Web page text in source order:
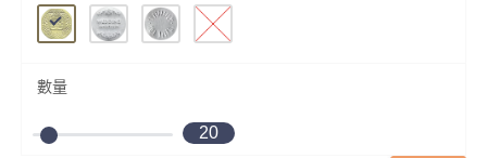
數量
20